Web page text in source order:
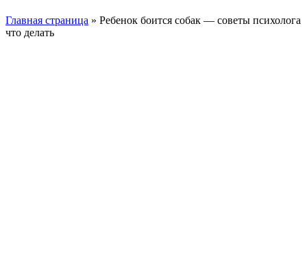
Главная страница » Ребенок боится собак — советы психолога
что делать